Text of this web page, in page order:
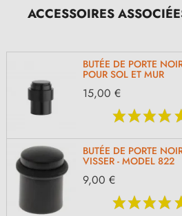
ACCESSOIRES
BUTÉE DE PORTE
POUR SOL ET MUR
15,00 €
BUTÉE DE PORTE
VISSER - MODEL 822
9,00 €